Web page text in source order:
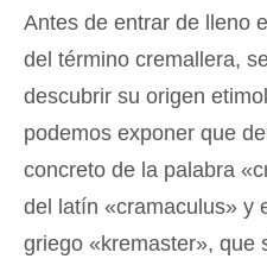
Antes de entrar de lleno
del término cremallera,
descubrir su origen
podemos exponer que
concreto de la palabra
del latín «cramaculus» y
griego «kremaster», que